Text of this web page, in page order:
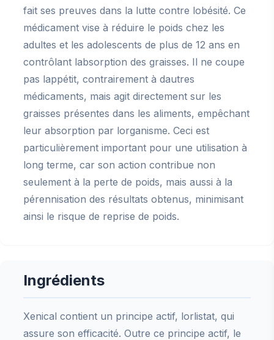
fait ses preuves dans la lutte contre lobésité. Ce
médicament vise à réduire le poids chez les
adultes et les adolescents de plus de 12 ans en
contrôlant labsorption des graisses. Il ne coupe
pas lappétit, contrairement à dautres
médicaments, mais agit directement sur les
graisses présentes dans les aliments, empêchant
leur absorption par lorganisme. Ceci est
particulièrement important pour une utilisation à
long terme, car son action contribue non
seulement à la perte de poids, mais aussi à la
pérennisation des résultats obtenus, minimisant
ainsi le risque de reprise de poids.
Ingrédients
Xenical contient un principe actif, lorlistat, qui
assure son efficacité. Outre ce principe actif, le